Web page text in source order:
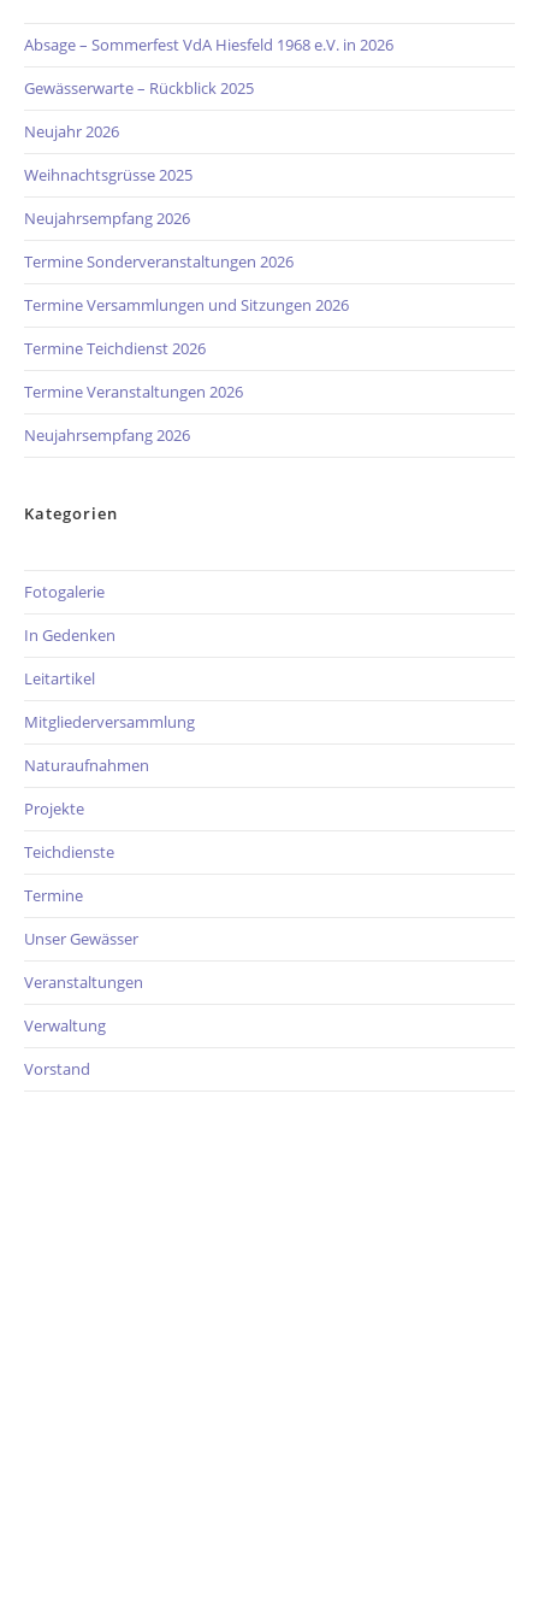
Absage – Sommerfest VdA Hiesfeld 1968 e.V. in 2026
Gewässerwarte – Rückblick 2025
Neujahr 2026
Weihnachtsgrüsse 2025
Neujahrsempfang 2026
Termine Sonderveranstaltungen 2026
Termine Versammlungen und Sitzungen 2026
Termine Teichdienst 2026
Termine Veranstaltungen 2026
Neujahrsempfang 2026
Kategorien
Fotogalerie
In Gedenken
Leitartikel
Mitgliederversammlung
Naturaufnahmen
Projekte
Teichdienste
Termine
Unser Gewässer
Veranstaltungen
Verwaltung
Vorstand